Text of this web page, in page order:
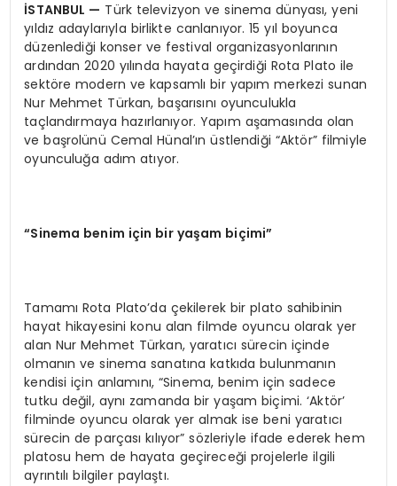
İSTANBUL — Türk televizyon ve sinema dünyası, yeni
yıldız adaylarıyla birlikte canlanıyor. 15 yıl boyunca
düzenlediği konser ve festival organizasyonlarının
ardından 2020 yılında hayata geçirdiği Rota Plato ile
sektöre modern ve kapsamlı bir yapım merkezi sunan
Nur Mehmet Türkan, başarısını oyunculukla
taçlandırmaya hazırlanıyor. Yapım aşamasında olan
ve başrolünü Cemal Hünal’ın üstlendiği “Aktör” filmiyle
oyunculuğa adım atıyor.
“Sinema benim için bir yaşam biçimi”
Tamamı Rota Plato’da çekilerek bir plato sahibinin
hayat hikayesini konu alan filmde oyuncu olarak yer
alan Nur Mehmet Türkan, yaratıcı sürecin içinde
olmanın ve sinema sanatına katkıda bulunmanın
kendisi için anlamını, “Sinema, benim için sadece
tutku değil, aynı zamanda bir yaşam biçimi. ‘Aktör’
filminde oyuncu olarak yer almak ise beni yaratıcı
sürecin de parçası kılıyor” sözleriyle ifade ederek hem
platosu hem de hayata geçireceği projelerle ilgili
ayrıntılı bilgiler paylaştı.